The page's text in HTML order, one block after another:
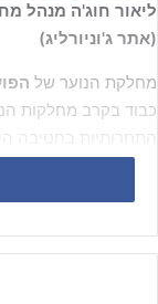
ליאור חוג'ה מנהל
(אתר ג'וניורליג)
מחלקת הנוער של
כבוד בקרב מחלקות
לליגת העל.